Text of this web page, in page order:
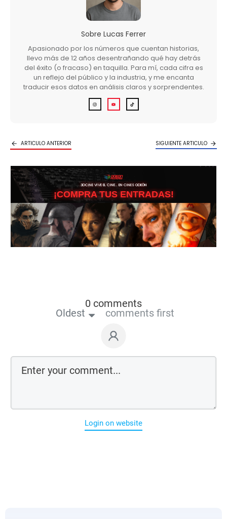
Sobre Lucas Ferrer
Apasionado por los números que cuentan historias,
llevo más de 12 años desentrañando qué hay detrás
del éxito (o fracaso) en taquilla. Para mí, cada cifra es
un reflejo del público y la industria, y me encanta
traducir esos datos en análisis claros y sorprendentes.
ARTICULO ANTERIOR SIGUIENTE ARTICULO
3DCINE VIVE EL CINE… EN CINES ODEÓN
¡COMPRA TUS ENTRADAS!
0 comments
Oldest comments first
Login on website